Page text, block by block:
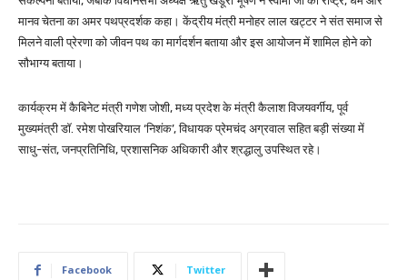
मानव चेतना का अमर पथप्रदर्शक कहा। केंद्रीय मंत्री मनोहर लाल खट्टर ने संत समाज से
मिलने वाली प्रेरणा को जीवन पथ का मार्गदर्शन बताया और इस आयोजन में शामिल होने को
सौभाग्य बताया।
कार्यक्रम में कैबिनेट मंत्री गणेश जोशी, मध्य प्रदेश के मंत्री कैलाश विजयवर्गीय, पूर्व
मुख्यमंत्री डॉ. रमेश पोखरियाल ‘निशंक’, विधायक प्रेमचंद अग्रवाल सहित बड़ी संख्या में
साधु-संत, जनप्रतिनिधि, प्रशासनिक अधिकारी और श्रद्धालु उपस्थित रहे।
Facebook Twitter